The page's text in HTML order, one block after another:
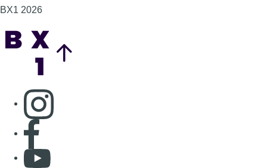
BX1 2026
Consulter page Instagram
Consulter page Facebook
Consulter Youtube